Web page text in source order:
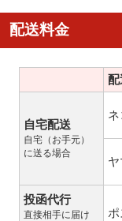
配送料金
自宅配送
自宅（お手元）
に送る場合
投函代行
直接相手に届け